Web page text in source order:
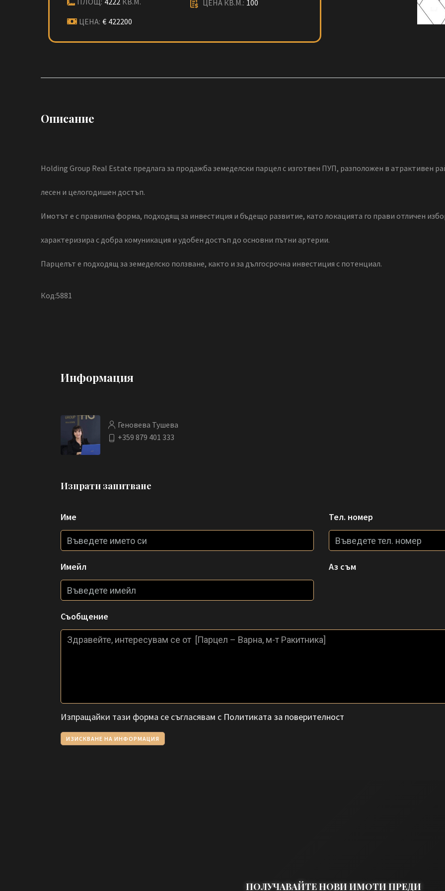
ЦЕНА: € 422200
ЦЕНА КВ.М.: 100
Описание
Holding Group Real Estate предлага за продажба земеделски парцел с изготвен ПУП, разположен в атрактивен
лесен и целогодишен достъп.
Имотът е с правилна форма, подходящ за инвестиция и бъдещо развитие, като локацията го прави отличен
характеризира с добра комуникация и удобен достъп до основни пътни артерии.
Парцелът е подходящ за земеделско ползване, както и за дългосрочна инвестиция с потенциал.
Код:5881
Информация
Геновева Тушева
+359 879 401 333
Изпрати запитване
Име Тел. номер
Имейл Аз съм
Съобщение
Изпращайки тази форма се съгласявам с Политиката за поверителност
ИЗИСКВАНЕ НА ИНФОРМАЦИЯ
ПОЛУЧАВАЙТЕ НОВИ ИМОТИ ПРЕДИ